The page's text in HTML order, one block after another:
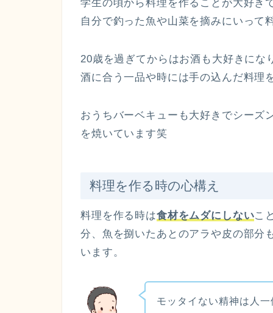
学生の頃から料理を作ることが大好き
自分で釣った魚や山菜を摘みにいって
20歳を過ぎてからはお酒も大好きに
酒に合う一品や時には手の込んだ料理
おうちバーベキューも大好きでシーズ
を焼いています笑
料理を作る時の心構え
料理を作る時は食材をムダにしないこ
分、魚を捌いたあとのアラや皮の部分
います。
モッタイない精神は人